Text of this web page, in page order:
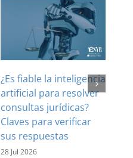
¿Es fiable la inteligencia
artificial para resolver
consultas jurídicas?
Claves para verificar
sus respuestas
28 Jul 2026